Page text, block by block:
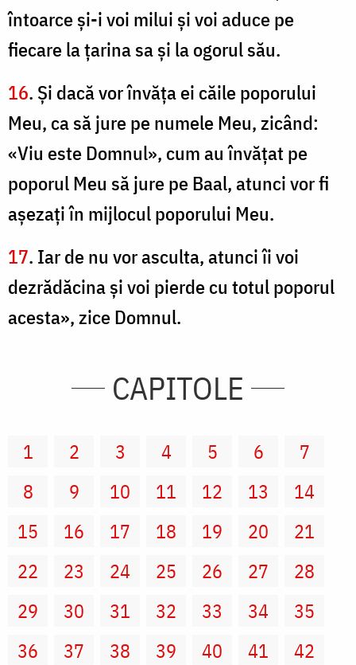
întoarce şi-i voi milui şi voi aduce pe
fiecare la ţarina sa şi la ogorul său.
16. Şi dacă vor învăţa ei căile poporului
Meu, ca să jure pe numele Meu, zicând:
«Viu este Domnul», cum au învăţat pe
poporul Meu să jure pe Baal, atunci vor fi
aşezaţi în mijlocul poporului Meu.
17. Iar de nu vor asculta, atunci îi voi
dezrădăcina şi voi pierde cu totul poporul
acesta», zice Domnul.
CAPITOLE
1 2 3 4 5 6
7
8
9 10 11 12 13
14
15
16 17 18 19 20
21
22
23 24 25 26 27
28
29
30 31 32 33 34
35
36
37 38 39 40 41
42